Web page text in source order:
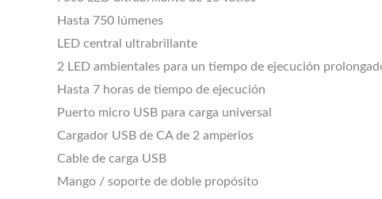
Hasta 750 lúmenes
LED central ultrabrillante
2 LED ambientales para un tiempo de ejecución
Hasta 7 horas de tiempo de ejecución
Puerto micro USB para carga universal
Cargador USB de CA de 2 amperios
Cable de carga USB
Mango / soporte de doble propósito